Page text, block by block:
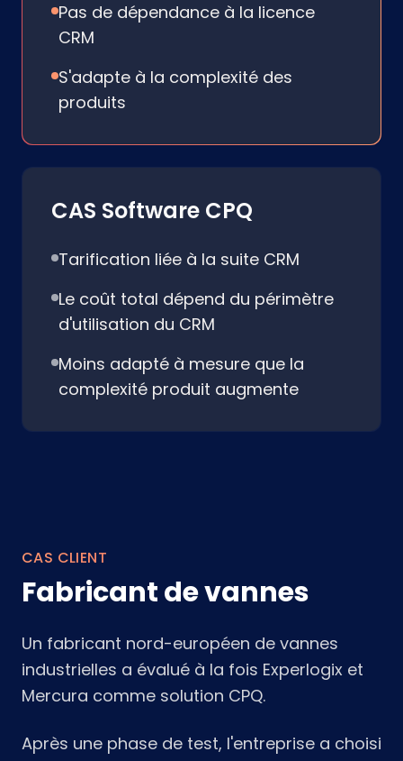
Pas de dépendance à la licence
CRM
S'adapte à la complexité des
produits
CAS Software CPQ
Tarification liée à la suite CRM
Le coût total dépend du périmètre
d'utilisation du CRM
Moins adapté à mesure que la
complexité produit augmente
CAS CLIENT
Fabricant de vannes
Un fabricant nord-européen de vannes
industrielles a évalué à la fois Experlogix et
Mercura comme solution CPQ.
Après une phase de test, l'entreprise a choisi